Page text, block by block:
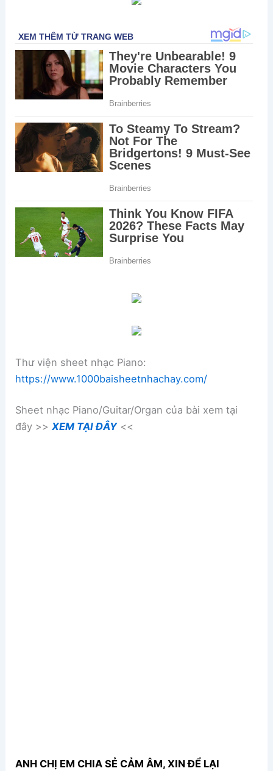
Thư viện sheet nhạc Piano:
https://www.1000baisheetnhachay.com/
Sheet nhạc Piano/Guitar/Organ của bài xem tại
đây >>XEM TẠI ĐÂY<<
ANH CHỊ EM CHIA SẺ CẢM ÂM, XIN ĐỂ LẠI